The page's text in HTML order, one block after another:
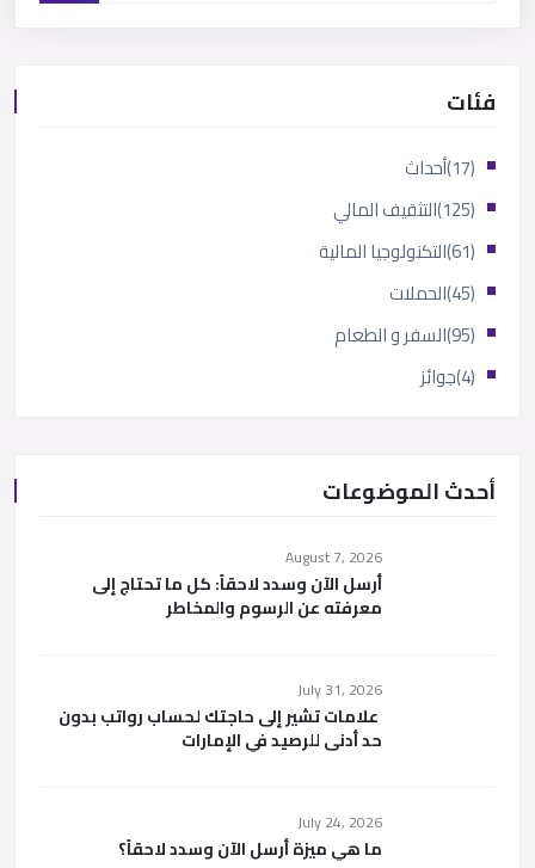
فئات
أحداث
(17)
التثقيف المالي
(125)
التكنولوجيا المالية
(61)
الحملات
(45)
السفر و الطعام
(95)
جوائز (4)
أحدث الموضوعات
August 7, 2026
أرسل الآن وسدد لاحقاً: كل ما تحتاج إلى
معرفته عن الرسوم والمخاطر
July 31, 2026
علامات تشير إلى حاجتك لحساب رواتب بدون
حد أدنى للرصيد في الإمارات
July 24, 2026
ما هي ميزة أرسل الآن وسدد لاحقاً؟